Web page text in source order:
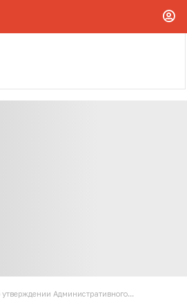
Административного...